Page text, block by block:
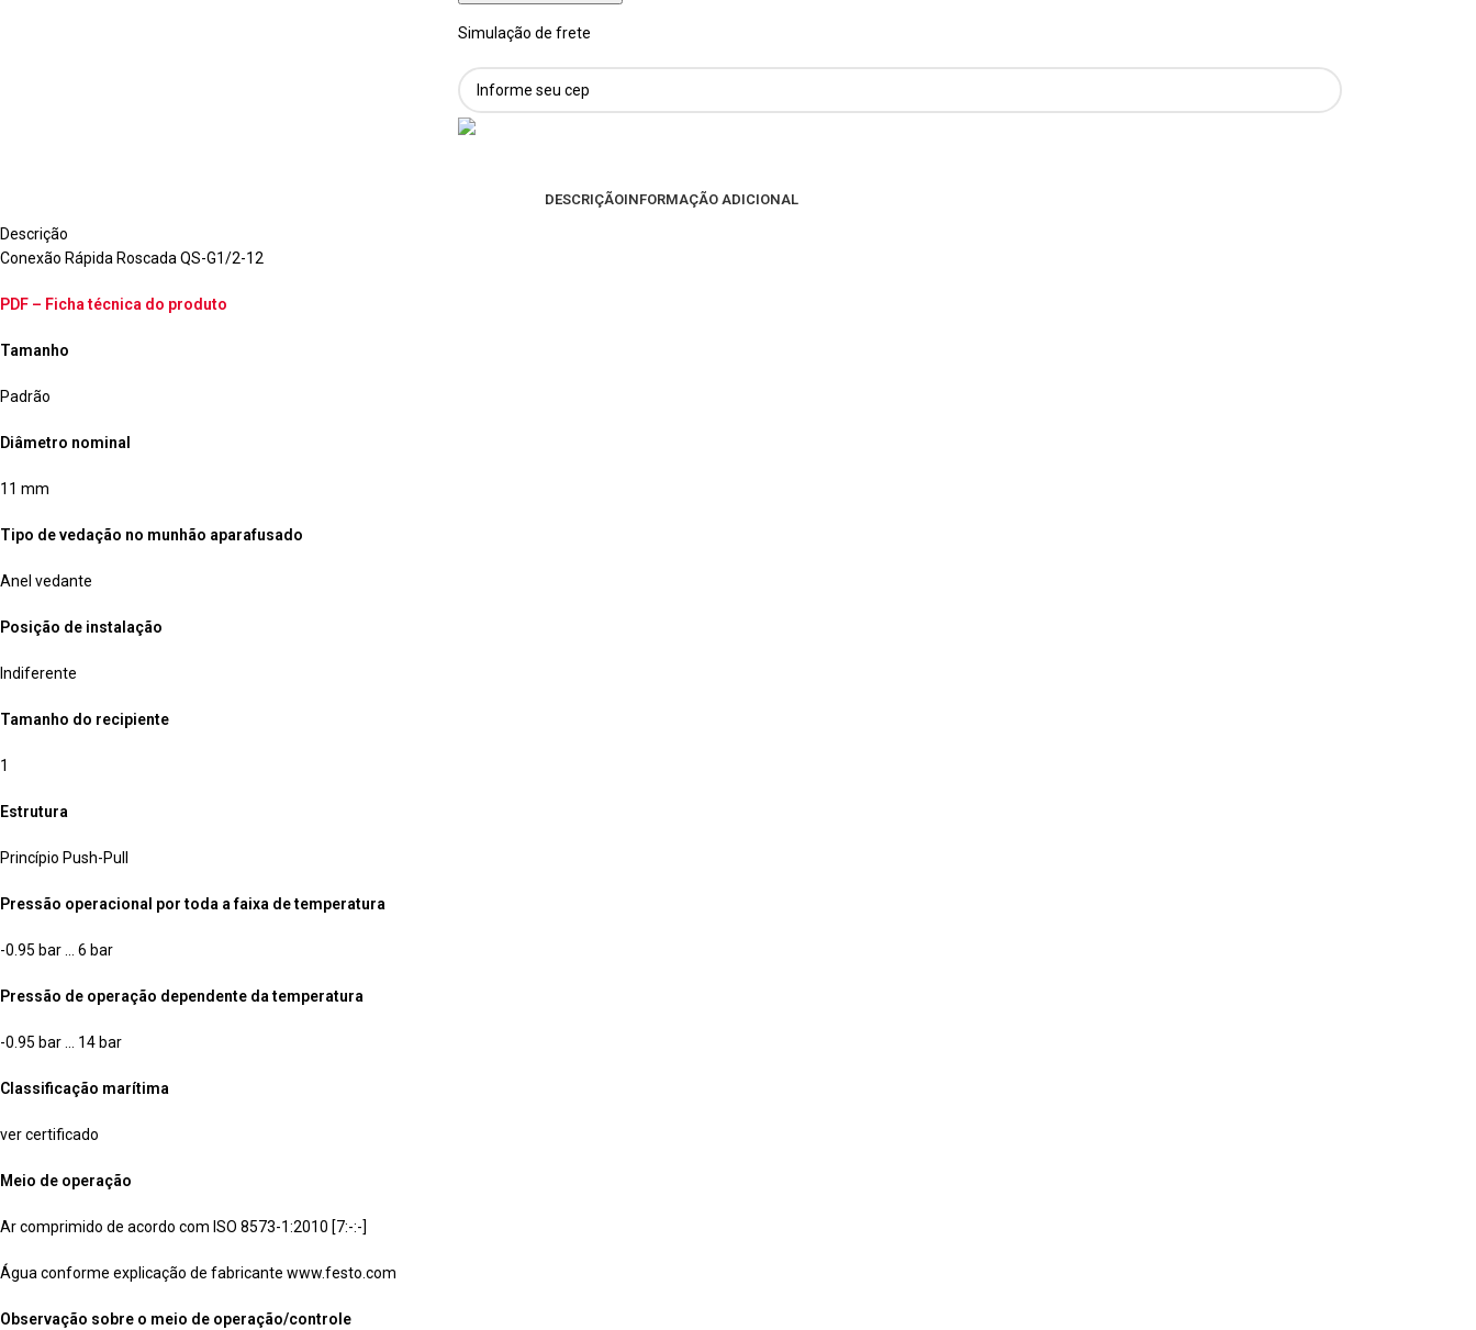
Simulação de frete
DESCRIÇÃOINFORMAÇÃO ADICIONAL
Descrição
Conexão Rápida Roscada QS-G1/2-12
PDF – Ficha técnica do produto
Tamanho
Padrão
Diâmetro nominal
11 mm
Tipo de vedação no munhão aparafusado
Anel vedante
Posição de instalação
Indiferente
Tamanho do recipiente
1
Estrutura
Princípio Push-Pull
Pressão operacional por toda a faixa de temperatura
-0.95 bar … 6 bar
Pressão de operação dependente da temperatura
-0.95 bar … 14 bar
Classificação marítima
ver certificado
Meio de operação
Ar comprimido de acordo com ISO 8573-1:2010 [7:-:-]
Água conforme explicação de fabricante www.festo.com
Observação sobre o meio de operação/controle